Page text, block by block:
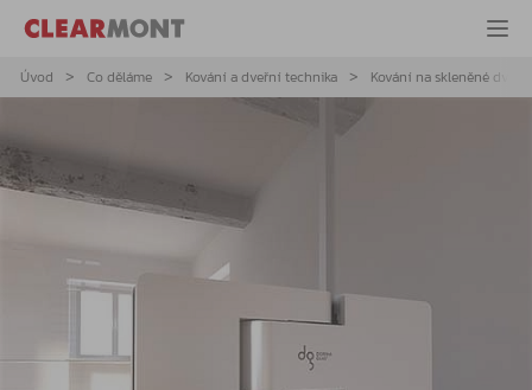
Úvod Co děláme Kování a dveřní technika Kování na skleněné